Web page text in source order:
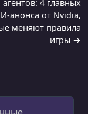
4 главных
анонса от Nvidia,
меняют правила
игры →